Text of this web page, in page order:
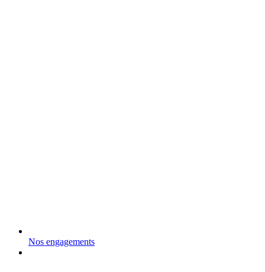
Nos engagements